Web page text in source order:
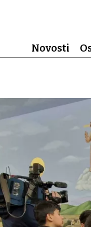
Novosti